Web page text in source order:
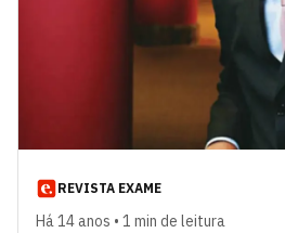
REVISTA EXAME
Há 14 anos • 1 min de leitura